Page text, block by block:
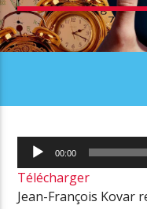
Lecteur
audio
00:00
Télécharger
Jean-François Kovar